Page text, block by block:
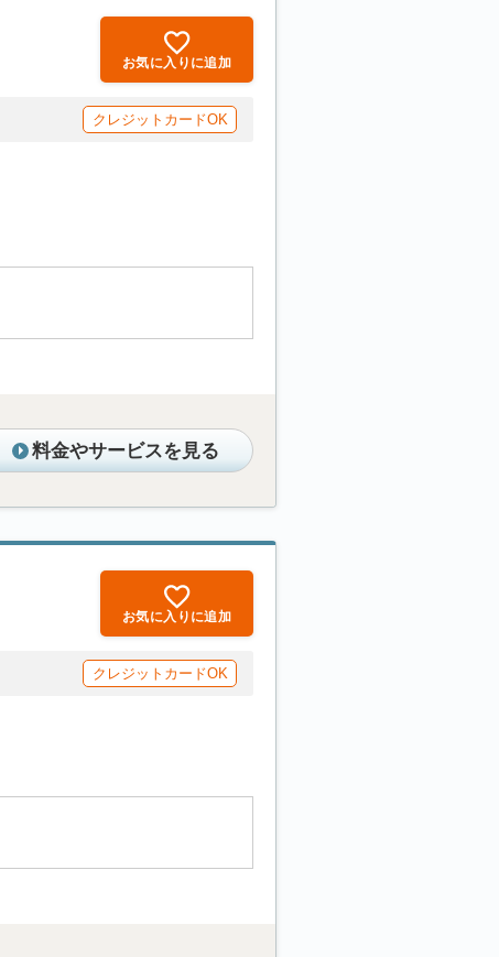
お気に入りに追加
クレジットカードOK
料金やサービスを見る
お気に入りに追加
クレジットカードOK